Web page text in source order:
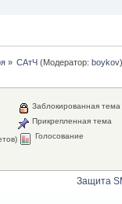
» САтЧ(Модератор: boykov)
Заблокированная тема
Прикрепленная тема
Голосование
Защита